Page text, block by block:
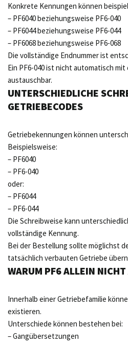
Konkrete Kennungen können
– PF6040 beziehungsweise PF6-040
– PF6044 beziehungsweise PF6-044
– PF6068 beziehungsweise PF6-068
Die vollständige Endnummer ist
Ein PF6-040 ist nicht automatisch mit
austauschbar.
UNTERSCHIEDLICHE
GETRIEBECODES
Getriebekennungen können
Beispielsweise:
– PF6040
– PF6-040
oder:
– PF6044
– PF6-044
Die Schreibweise kann
vollständige Kennung.
Bei der Bestellung sollte möglichst
tatsächlich verbauten Getriebe
WARUM PF6 ALLEIN
Innerhalb einer Getriebefamilie
existieren.
Unterschiede können bestehen bei:
– Gangübersetzungen